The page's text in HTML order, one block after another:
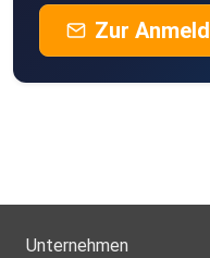
Zur
Unternehmen